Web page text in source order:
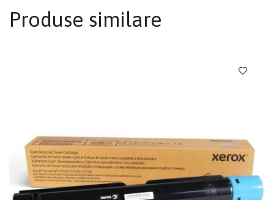
Produse similare